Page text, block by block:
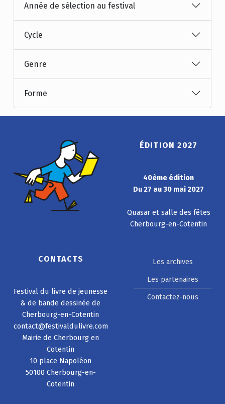
Année de sélection au festival
Cycle
Genre
Forme
ÉDITION 2027
40ème édition
Du 27 au 30 mai 2027
Quasar et salle des fêtes
Cherbourg-en-Cotentin
CONTACTS
Festival du livre de jeunesse
& de bande dessinée de
Cherbourg-en-Cotentin
contact@festivaldulivre.com
Mairie de Cherbourg en
Cotentin
10 place Napoléon
50100 Cherbourg-en-
Cotentin
Les archives
Les partenaires
Contactez-nous